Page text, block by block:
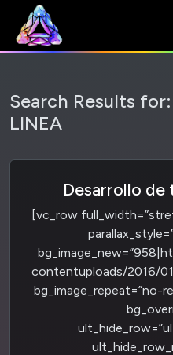
Search Results for:
LINEA
Desarrollo de
[vc_row
contentuploads/2016/
bg_image_repeat=”no-